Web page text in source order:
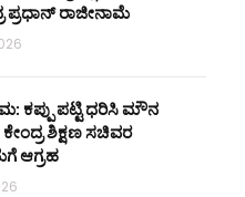
ಪ್ರಧಾನ್ ರಾಜೀನಾಮೆ
ಕಪ್ಪು ಪಟ್ಟಿ ಧರಿಸಿ ಮೌನ
ಶಿಕ್ಷಣ ಸಚಿವರ
ಆಗ್ರಹ